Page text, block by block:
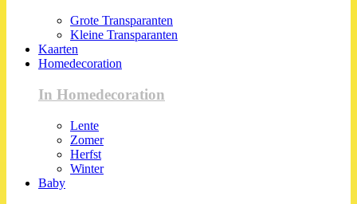
Grote Transparanten
Kleine Transparanten
Kaarten
Homedecoration
In Homedecoration
Lente
Zomer
Herfst
Winter
Baby